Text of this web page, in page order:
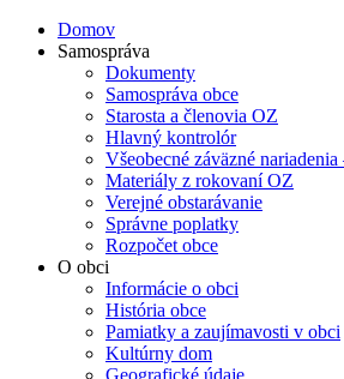
Domov
Samospráva
Dokumenty
Samospráva obce
Starosta a členovia OZ
Hlavný kontrolór
Všeobecné záväzné
Materiály z rokovaní OZ
Verejné obstarávanie
Správne poplatky
Rozpočet obce
O obci
Informácie o obci
História obce
Pamiatky a zaujímavosti v obci
Kultúrny dom
Geografické údaje